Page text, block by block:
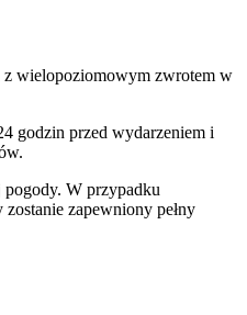
z wielopoziomowym zwrotem w
godzin przed wydarzeniem i
W przypadku
zapewniony pełny